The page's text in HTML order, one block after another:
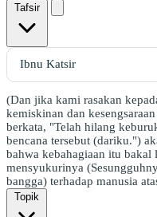
Tafsir
(Dan jika kami rasakan
kemiskinan dan
berkata, "Telah hilang
bencana tersebut (dariku.")
bahwa kebahagiaan itu
mensyukurinya
bangga) terhadap manusia
Topik